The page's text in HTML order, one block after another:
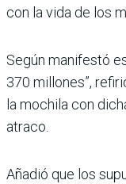
con la vida de los
Según manifestó
370 millones”,
la mochila con
atraco.
Añadió que los